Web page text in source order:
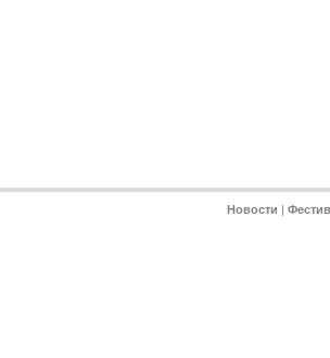
Новости |